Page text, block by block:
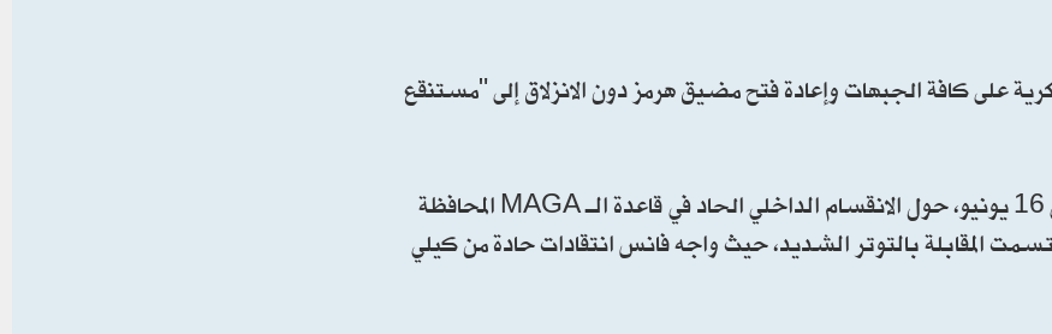
على كافة الجبهات وإعادة فتح مضيق هرمز دون الانزلاق إلى "مستنقع
وتركز الحديث في مقابلة فانس مع ميغان كيلي والتي جرت في 16 يونيو، حول الانقسام الداخلي الحاد في قاعدة الـ MAGA المحافظة
المقابلة بالتوتر الشديد، حيث واجه فانس انتقادات حادة من كيلي